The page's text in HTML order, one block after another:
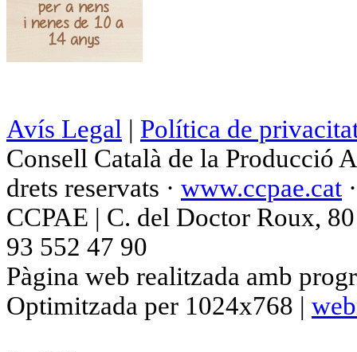
Avís Legal | Política de
Consell Català de la Producció
drets reservats · www.ccpae.cat
CCPAE | C. del Doctor Roux,
93 552 47 90
Pàgina web realitzada amb
Optimitzada per 1024x768 |